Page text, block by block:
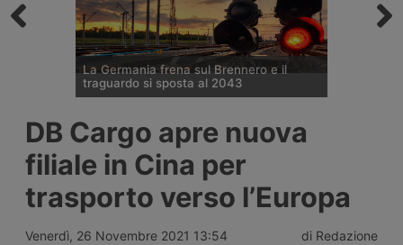
La Germania frena sul Brennero e il
traguardo si sposta al 2043
l’allungamento dei tempi per i cantieri e la
successiva apertura all’esercizio del
potenziamento dei raccordi con la galleria
di base del Brennero. Ora si parla del
completamento nel 2043.
DB Cargo apre nuova
filiale in Cina per
trasporto verso l’Europa
Venerdì, 26 Novembre 2021 13:54 di Redazione